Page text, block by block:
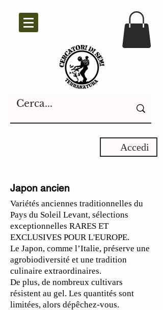
Accedi
Japon ancien
Variétés anciennes traditionnelles du
Pays du Soleil Levant, sélections
exceptionnelles RARES ET
EXCLUSIVES POUR L'EUROPE.
Le Japon, comme l’Italie, préserve une
agrobiodiversité et une tradition
culinaire extraordinaires.
De plus, de nombreux cultivars
résistent au gel. Les quantités sont
limitées, alors dépêchez-vous.